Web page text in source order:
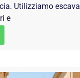
Utilizziamo
e